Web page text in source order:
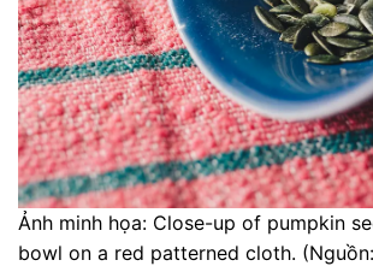
Ảnh minh họa: Close-up of pumpkin
bowl on a red patterned cloth.